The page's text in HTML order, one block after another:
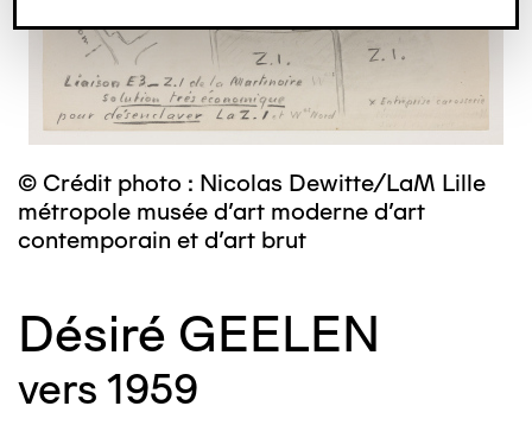
© Crédit photo : Nicolas Dewitte/LaM Lille
métropole musée d’art moderne d’art
contemporain et d’art brut
Désiré GEELEN
vers 1959